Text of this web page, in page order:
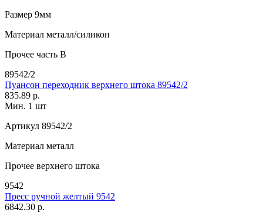
Размер 9мм
Материал металл/силикон
Прочее часть В
89542/2
Пуансон переходник верхнего штока 89542/2
835.89 р.
Мин. 1 шт
Артикул 89542/2
Материал металл
Прочее верхнего штока
9542
Пресс ручной желтый 9542
6842.30 р.